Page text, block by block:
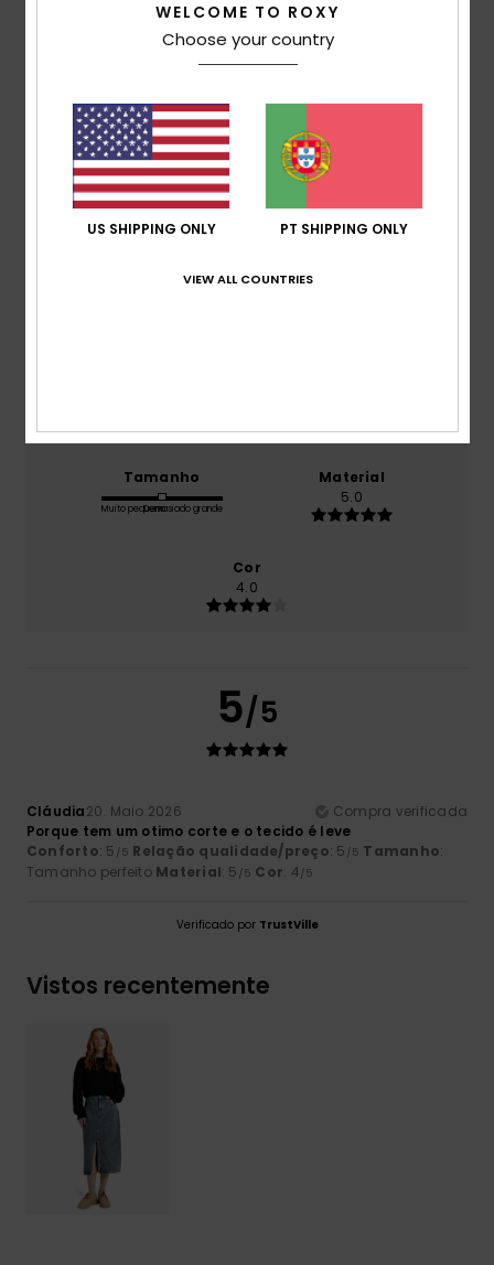
Pontuação média
5.0 /5
baseado em1 avaliações verificadas
0% dos nossos clientes recomendam este produto
Tamanho
Muito pequenoDemasiado grande
Material
5.0
Cor
4.0
5/5
Cláudia20. Maio 2026
Compra verificada
Porque tem um otimo corte e o tecido é leve
Conforto: 5 /5 Relação qualidade/preço: 5 /5 Tamanho:
Tamanho perfeito Material: 5 /5 Cor: 4/5
Verificado por TrustVille
Vistos recentemente
WELCOME TO ROXY
Choose your country
US SHIPPING ONLY PT SHIPPING ONLY
VIEW ALL COUNTRIES